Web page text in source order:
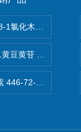
1氯化木兰花碱
豆黄苷 40246-10-
446-72-0